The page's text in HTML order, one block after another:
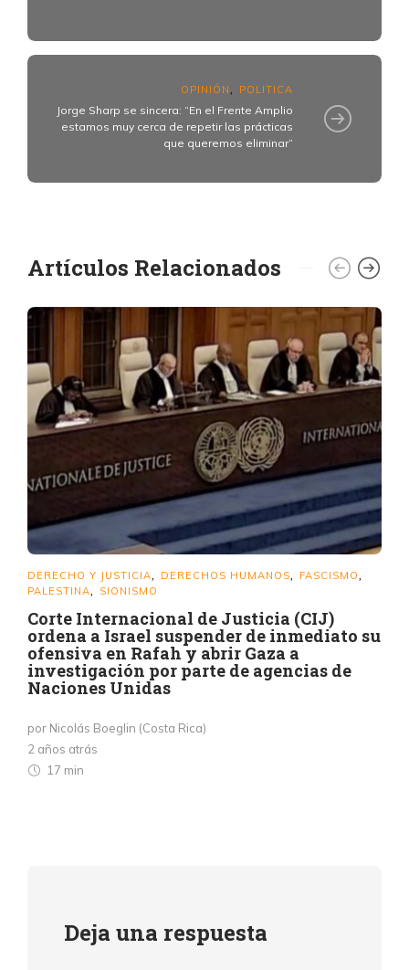
OPINIÓN POLITICA
Jorge Sharp se sincera: “En el Frente Amplio
estamos muy cerca de repetir las prácticas
que queremos eliminar”
Artículos Relacionados
DERECHO Y JUSTICIA DERECHOS HUMANOS FASCISMO
PALESTINA SIONISMO
Corte Internacional de Justicia (CIJ)
ordena a Israel suspender de inmediato su
ofensiva en Rafah y abrir Gaza a
investigación por parte de agencias de
Naciones Unidas
por Nicolás Boeglin (Costa Rica)
2 años atrás
17 min
Deja una respuesta